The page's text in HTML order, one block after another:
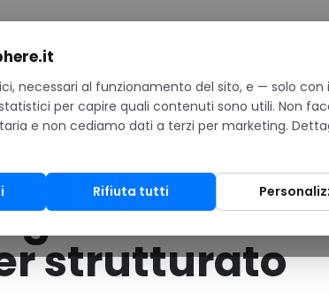
IT non basta più? Gli 8 segnali e cosa
IT
e cosa
strutturato
necessari al funzionamento del sito, e — solo con
per capire quali contenuti sono utili. Non
e non cediamo dati a terzi per marketing.
Rifiuta tutti